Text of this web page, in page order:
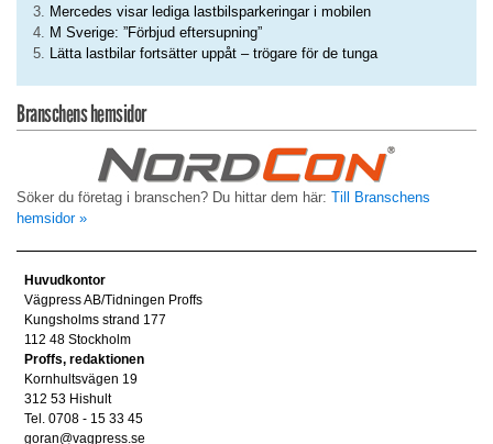
Mercedes visar lediga lastbilsparkeringar i mobilen
M Sverige: ”Förbjud eftersupning”
Lätta lastbilar fortsätter uppåt – trögare för de tunga
Branschens hemsidor
Söker du företag i branschen? Du hittar dem här: Till Branschens
hemsidor »
Huvudkontor
Vägpress AB/Tidningen Proffs
Kungsholms strand 177
112 48 Stockholm
Proffs, redaktionen
Kornhultsvägen 19
312 53 Hishult
Tel. 0708 - 15 33 45
goran@vagpress.se